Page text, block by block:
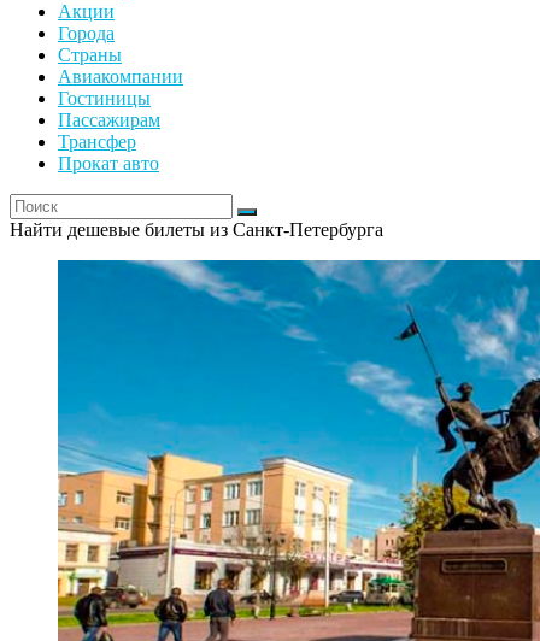
Акции
Города
Страны
Авиакомпании
Гостиницы
Пассажирам
Трансфер
Прокат авто
Найти дешевые билеты из Санкт-Петербурга